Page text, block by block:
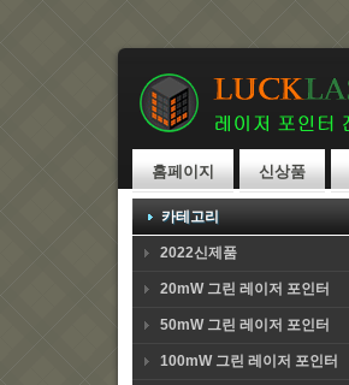
홈페이지 신상품
카테고리
2022신제품
20mW 그린 레이저 포인터
50mW 그린 레이저 포인터
100mW 그린 레이저 포인터